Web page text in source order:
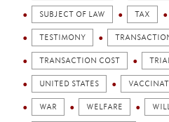
SUBJECT OF LAW TAX
TESTIMONY
TRANSACTION COST
UNITED STATES
WAR WELFARE